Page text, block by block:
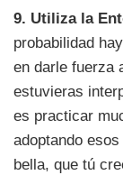
9. Utiliza la
probabilidad
en darle fuerza
estuvieras
es practicar
adoptando
bella, que tú